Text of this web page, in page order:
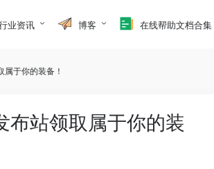
业资讯 博客 在线帮助文档合集
于你的装备！
布站领取属于你的装